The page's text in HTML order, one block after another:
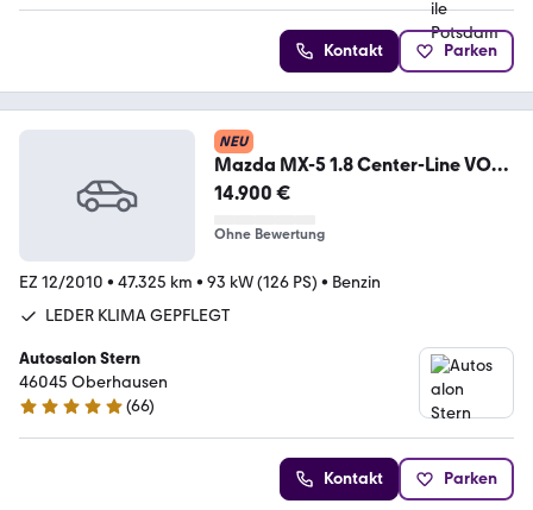
Kontakt Parken
NEU
Mazda MX-5 1.8 Center-Line VOLL
LEDER,KLIMAANLAGE
14.900 €
Ohne Bewertung
EZ 12/2010 • 47.325 km • 93 kW (126 PS) • Benzin
LEDER KLIMA GEPFLEGT
Autosalon Stern
46045 Oberhausen
4.9 Sterne
(66)
Kontakt Parken